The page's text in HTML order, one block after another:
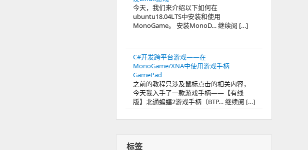
今天，我们来介绍以下如何在
ubuntu18.04LTS中安装和使用
MonoGame。 安装MonoD… 继续阅 […]
C#开发跨平台游戏——在
MonoGame/XNA中使用游戏手柄
GamePad
之前的教程只涉及鼠标点击的相关内容，
今天我入手了一款游戏手柄——【有线
版】北通蝙蝠2游戏手柄（BTP… 继续阅 […]
标签